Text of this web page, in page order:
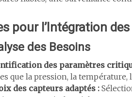
pour l’Intégration
des Besoins
des paramètres
que la pression, la
des capteurs adaptés :